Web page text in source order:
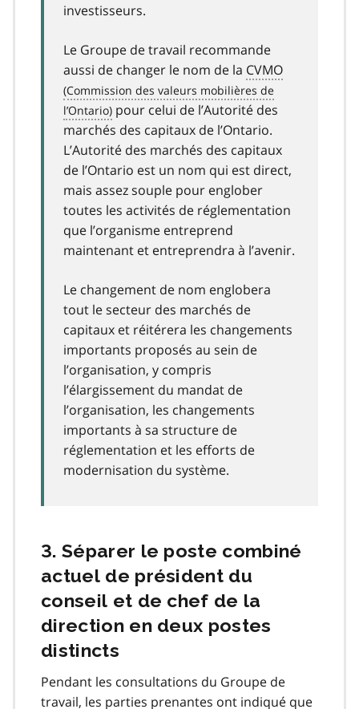
investisseurs.
Le Groupe de travail recommande
aussi de changer le nom de la CVMO
pour celui de l’Autorité des
marchés des capitaux de l’Ontario.
L’Autorité des marchés des capitaux
de l’Ontario est un nom qui est direct,
mais assez souple pour englober
toutes les activités de réglementation
que l’organisme entreprend
maintenant et entreprendra à l’avenir.
Le changement de nom englobera
tout le secteur des marchés de
capitaux et réitérera les changements
importants proposés au sein de
l’organisation, y compris
l’élargissement du mandat de
l’organisation, les changements
importants à sa structure de
réglementation et les efforts de
modernisation du système.
3. Séparer le poste combiné
actuel de président du
conseil et de chef de la
direction en deux postes
distincts
Pendant les consultations du Groupe de
travail, les parties prenantes ont indiqué que